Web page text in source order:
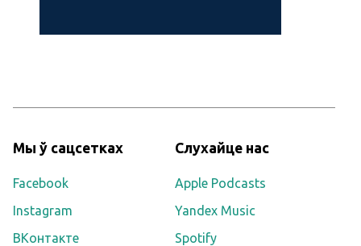
Мы ў сацсетках
Facebook
Instagram
ВКонтакте
Слухайце нас
Apple Podcasts
Yandex Music
Spotify